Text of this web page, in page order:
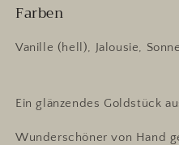
Farben
Vanille (hell), Jalousie,
Ein glänzendes Goldstück
Wunderschöner von Hand